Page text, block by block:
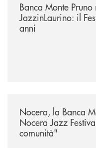
Banca Monte
JazzinLaurino: il
anni
Nocera, la Banca
Nocera Jazz
comunità"